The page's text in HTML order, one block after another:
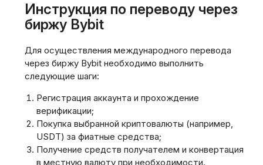
Инструкция по переводу через
биржу Bybit
Для осуществления международного перевода
через биржу Bybit необходимо выполнить
следующие шаги:
Регистрация аккаунта и прохождение
верификации;
Покупка выбранной криптовалюты (например,
USDT) за фиатные средства;
Получение средств получателем и конвертация
в местную валюту при необходимости.